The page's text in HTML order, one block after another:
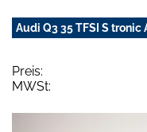
Audi Q3 35 TFSI S tronic
Preis:
MWSt: